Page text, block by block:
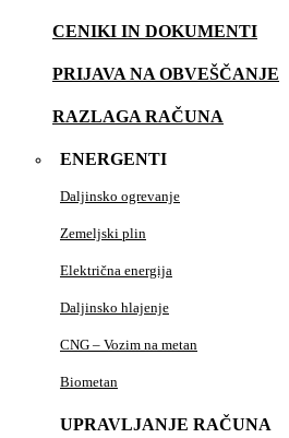
CENIKI IN DOKUMENTI
PRIJAVA NA OBVEŠČANJE
RAZLAGA RAČUNA
ENERGENTI
Daljinsko ogrevanje
Zemeljski plin
Električna energija
Daljinsko hlajenje
CNG – Vozim na metan
Biometan
UPRAVLJANJE RAČUNA